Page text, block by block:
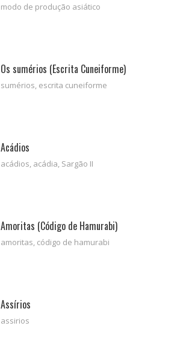
modo de produção asiático
Os sumérios (Escrita Cuneiforme)
sumérios, escrita cuneiforme
Acádios
acádios, acádia, Sargão II
Amoritas (Código de Hamurabi)
amoritas, código de hamurabi
Assírios
assirios